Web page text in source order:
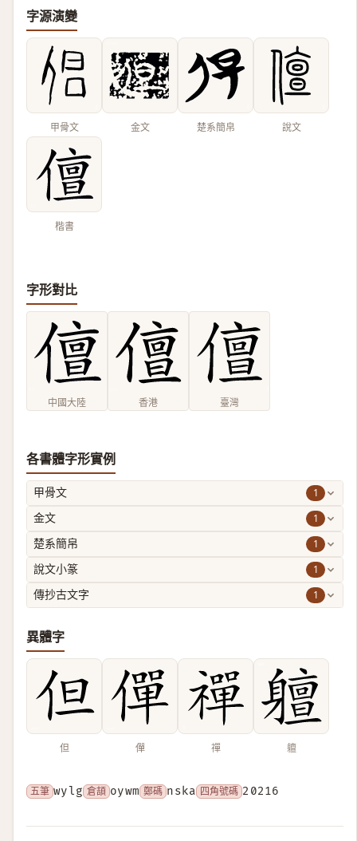
字源演變
甲骨文 金文 楚系簡帛 說文
楷書
字形對比
中國大陸 香港 臺灣
各書體字形實例
甲骨文 1
金文 1
楚系簡帛 1
說文小篆 1
傳抄古文字 1
異體字
但 僤 禪 䡀
五筆 wylg 倉頡 oywm 鄭碼 nska 四角號碼 20216